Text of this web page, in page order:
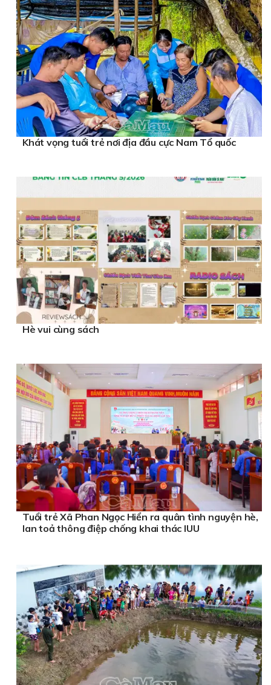
Khát vọng tuổi trẻ nơi địa đầu cực Nam Tổ quốc
Hè vui cùng sách
Tuổi trẻ Xã Phan Ngọc Hiển ra quân tình nguyện hè,
lan toả thông điệp chống khai thác IUU